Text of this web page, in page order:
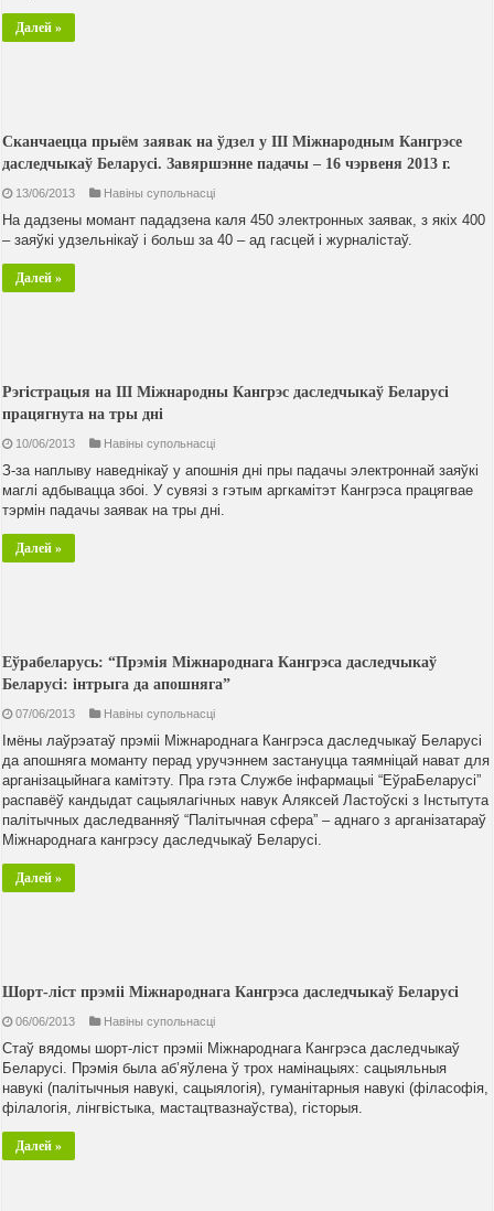
Далей »
Сканчаецца прыём заявак на ўдзел у III Міжнародным Кангрэсе
даследчыкаў Беларусі. Завяршэнне падачы – 16 чэрвеня 2013 г.
13/06/2013 Навiны супольнасцi
На дадзены момант пададзена каля 450 электронных заявак, з якіх 400
– заяўкі удзельнікаў і больш за 40 – ад гасцей і журналістаў.
Далей »
Рэгістрацыя на ІІІ Міжнародны Кангрэс даследчыкаў Беларусі
працягнута на тры дні
10/06/2013 Навiны супольнасцi
З-за наплыву наведнікаў у апошнія дні пры падачы электроннай заяўкі
маглі адбывацца збоі. У сувязі з гэтым аргкамітэт Кангрэса працягвае
тэрмін падачы заявак на тры дні.
Далей »
Еўрабеларусь: “Прэмія Міжнароднага Кангрэса даследчыкаў
Беларусі: інтрыга да апошняга”
07/06/2013 Навiны супольнасцi
Імёны лаўрэатаў прэміі Міжнароднага Кангрэса даследчыкаў Беларусі
да апошняга моманту перад уручэннем застануцца таямніцай нават для
арганізацыйнага камітэту. Пра гэта Службе інфармацыі “ЕўраБеларусі”
распавёў кандыдат сацыялагічных навук Аляксей Ластоўскі з Інстытута
палітычных даследванняў “Палітычная сфера” – аднаго з арганізатараў
Міжнароднага кангрэсу даследчыкаў Беларусі.
Далей »
Шорт-ліст прэміі Міжнароднага Кангрэса даследчыкаў Беларусі
06/06/2013 Навiны супольнасцi
Стаў вядомы шорт-ліст прэміі Міжнароднага Кангрэса даследчыкаў
Беларусі. Прэмія была аб’яўлена ў трох намінацыях: сацыяльныя
навукі (палітычныя навукі, сацыялогія), гуманітарныя навукі (філасофія,
філалогія, лінгвістыка, мастацтвазнаўства), гісторыя.
Далей »